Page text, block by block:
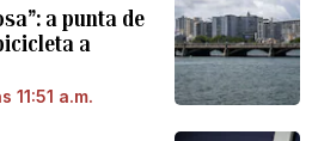
a punta de
a
11:51 a.m.